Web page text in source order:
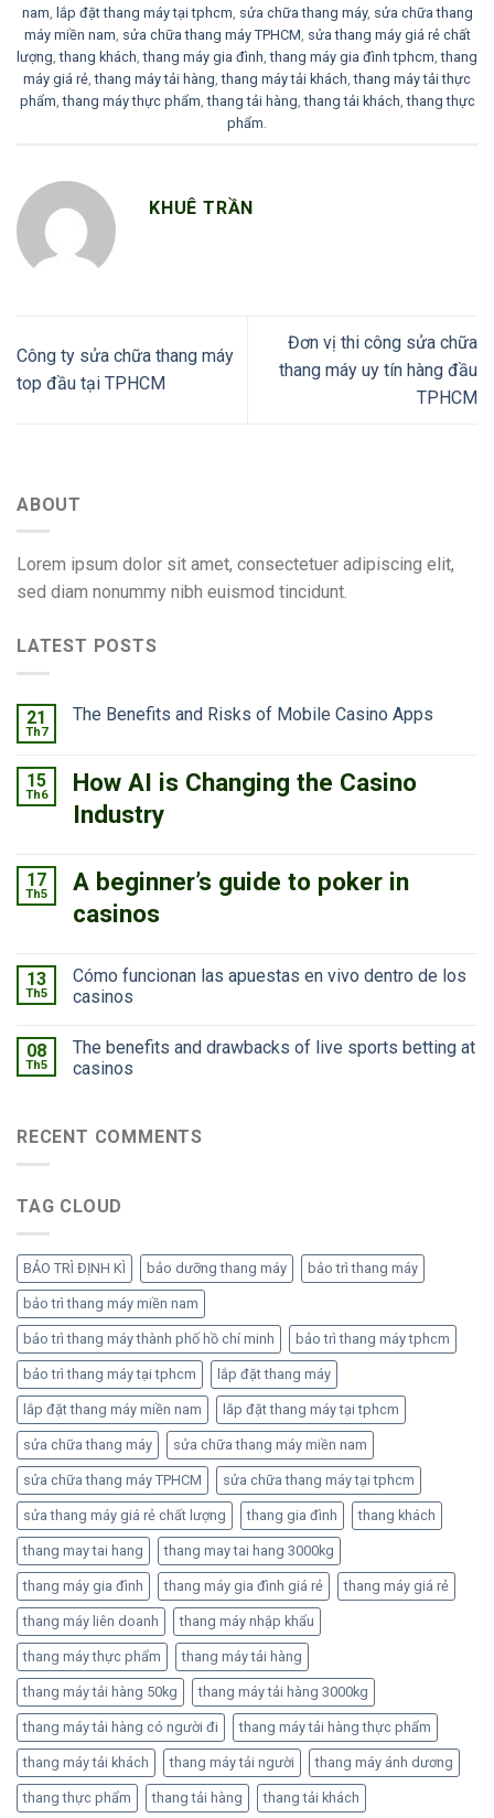
nam
lắp đặt thang máy tại tphcm sửa chữa thang máy, sửa chữa thang
máy miền nam sửa chữa thang máy TPHCM sửa thang máy giá rẻ chất
lượng ,thang khách ,thang máy gia đình ,thang máy gia đình tphcm ,thang
máy giá rẻ ,thang máy tải hàng ,thang máy tải khách ,thang máy tải thực
phẩm ,thang máy thực phẩm ,thang tải hàng ,thang tải khách ,thang thực
phẩm
KHUÊ TRẦN
Công ty sửa chữa thang máy
top đầu tại TPHCM
Đơn vị thi công sửa chữa
thang máy uy tín hàng đầu
TPHCM
ABOUT
Lorem ipsum dolor sit amet, consectetuer adipiscing elit,
sed diam nonummy nibh euismod tincidunt.
LATEST POSTS
21
Th7
The Benefits and Risks of Mobile Casino Apps
15
Th6
How AI is Changing the Casino
Industry
17
Th5
A beginner’s guide to poker in
casinos
13
Th5
Cómo funcionan las apuestas en vivo dentro de los
casinos
08
Th5
The benefits and drawbacks of live sports betting at
casinos
RECENT COMMENTS
TAG CLOUD
BẢO TRÌ ĐỊNH KÌ bảo dưỡng thang máy bảo trì thang máy
bảo trì thang máy miền nam
bảo trì thang máy thành phố hồ chí minh bảo trì thang máy tphcm
bảo trì thang máy tại tphcm lắp đặt thang máy
lắp đặt thang máy miền nam lắp đặt thang máy tại tphcm
sửa chữa thang máy sửa chữa thang máy miền nam
sửa chữa thang máy TPHCM sửa chữa thang máy tại tphcm
sửa thang máy giá rẻ chất lượng thang gia đình thang khách
thang may tai hang thang may tai hang 3000kg
thang máy gia đình thang máy gia đình giá rẻ thang máy giá rẻ
thang máy liên doanh thang máy nhập khẩu
thang máy thực phẩm thang máy tải hàng
thang máy tải hàng 50kg thang máy tải hàng 3000kg
thang máy tải hàng có người đi thang máy tải hàng thực phẩm
thang máy tải khách thang máy tải người thang máy ánh dương
thang thực phẩm thang tải hàng thang tải khách